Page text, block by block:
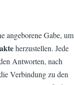
angeborene Gabe, um
herzustellen. Jede
Antworten, nach
Verbindung zu den